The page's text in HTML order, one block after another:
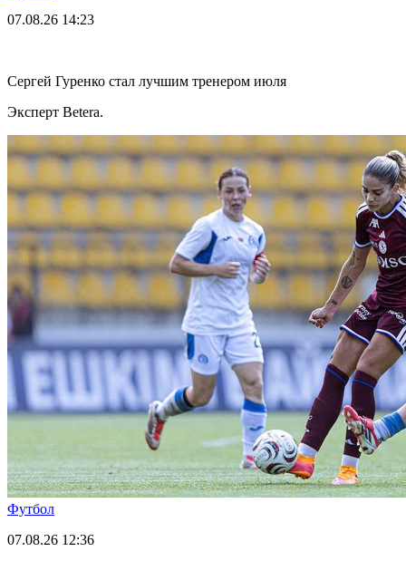
07.08.26 14:23
Сергей Гуренко стал лучшим тренером июля
Эксперт Betera.
Футбол
07.08.26 12:36